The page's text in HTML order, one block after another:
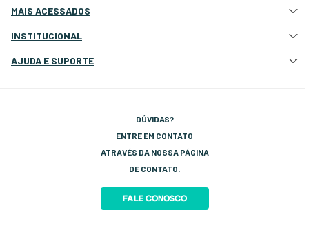
MAIS ACESSADOS
Atração e Ancoragem
Eletrônicos e Navegação
INSTITUCIONAL
Quem Somos
AJUDA E SUPORTE
DÚVIDAS?
ENTRE EM CONTATO
ATRAVÉS DA NOSSA PÁGINA
DE CONTATO.
FALE CONOSCO